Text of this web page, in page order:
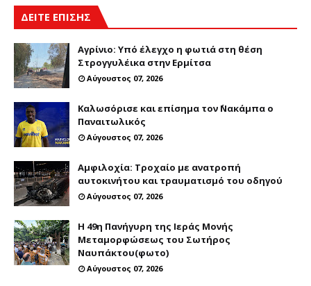
ΔΕΙΤΕ ΕΠΙΣΗΣ
Αγρίνιο: Υπό έλεγχο η φωτιά στη θέση
Στρογγυλέικα στην Ερμίτσα
Αύγουστος 07, 2026
Καλωσόρισε και επίσημα τον ΄Νακάμπα ο
Παναιτωλικός
Αύγουστος 07, 2026
Αμφιλοχία: Τροχαίο με ανατροπή
αυτοκινήτου και τραυματισμό του οδηγού
Αύγουστος 07, 2026
Η 49η Πανήγυρη της Ιεράς Μονής
Μεταμορφώσεως του Σωτήρος
Ναυπάκτου(φωτο)
Αύγουστος 07, 2026